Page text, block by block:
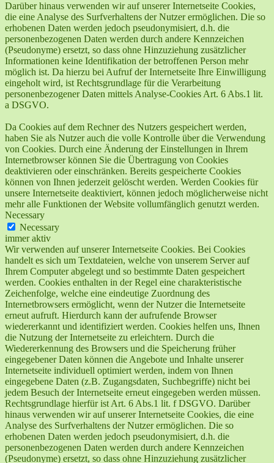
Darüber hinaus verwenden wir auf unserer Internetseite Cookies,
die eine Analyse des Surfverhaltens der Nutzer ermöglichen. Die so
erhobenen Daten werden jedoch pseudonymisiert, d.h. die
personenbezogenen Daten werden durch andere Kennzeichen
(Pseudonyme) ersetzt, so dass ohne Hinzuziehung zusätzlicher
Informationen keine Identifikation der betroffenen Person mehr
möglich ist. Da hierzu bei Aufruf der Internetseite Ihre Einwilligung
eingeholt wird, ist Rechtsgrundlage für die Verarbeitung
personenbezogener Daten mittels Analyse-Cookies Art. 6 Abs.1 lit.
a DSGVO.
Da Cookies auf dem Rechner des Nutzers gespeichert werden,
haben Sie als Nutzer auch die volle Kontrolle über die Verwendung
von Cookies. Durch eine Änderung der Einstellungen in Ihrem
Internetbrowser können Sie die Übertragung von Cookies
deaktivieren oder einschränken. Bereits gespeicherte Cookies
können von Ihnen jederzeit gelöscht werden. Werden Cookies für
unsere Internetseite deaktiviert, können jedoch möglicherweise nicht
mehr alle Funktionen der Website vollumfänglich genutzt werden.
Necessary
Necessary
immer aktiv
Wir verwenden auf unserer Internetseite Cookies. Bei Cookies
handelt es sich um Textdateien, welche von unserem Server auf
Ihrem Computer abgelegt und so bestimmte Daten gespeichert
werden. Cookies enthalten in der Regel eine charakteristische
Zeichenfolge, welche eine eindeutige Zuordnung des
Internetbrowsers ermöglicht, wenn der Nutzer die Internetseite
erneut aufruft. Hierdurch kann der aufrufende Browser
wiedererkannt und identifiziert werden. Cookies helfen uns, Ihnen
die Nutzung der Internetseite zu erleichtern. Durch die
Wiedererkennung des Browsers und die Speicherung früher
eingegebener Daten können die Angebote und Inhalte unserer
Internetseite individuell optimiert werden, indem von Ihnen
eingegebene Daten (z.B. Zugangsdaten, Suchbegriffe) nicht bei
jedem Besuch der Internetseite erneut eingegeben werden müssen.
Rechtsgrundlage hierfür ist Art. 6 Abs.1 lit. f DSGVO. Darüber
hinaus verwenden wir auf unserer Internetseite Cookies, die eine
Analyse des Surfverhaltens der Nutzer ermöglichen. Die so
erhobenen Daten werden jedoch pseudonymisiert, d.h. die
personenbezogenen Daten werden durch andere Kennzeichen
(Pseudonyme) ersetzt, so dass ohne Hinzuziehung zusätzlicher